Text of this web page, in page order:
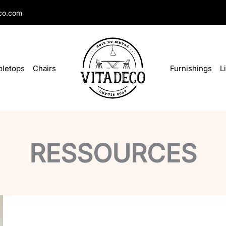
Chairs Furnishings
RESSOURCES